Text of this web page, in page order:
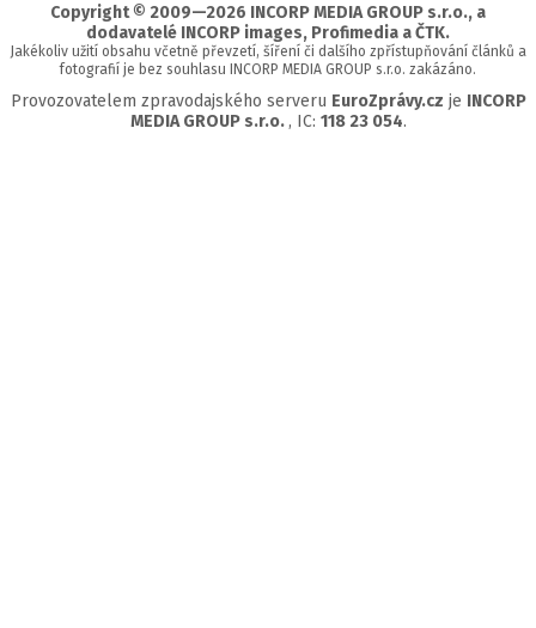
Copyright © 2009—2026 INCORP MEDIA GROUP s.r.o., a
dodavatelé INCORP images, Profimedia a ČTK.
Jakékoliv užití obsahu včetně převzetí, šíření či dalšího zpřístupňování článků a
fotografií je bez souhlasu INCORP MEDIA GROUP s.r.o. zakázáno.
Provozovatelem zpravodajského serveru EuroZprávy.cz je INCORP
MEDIA GROUP s.r.o. , IC: 118 23 054.